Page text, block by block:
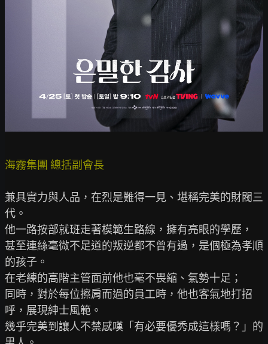
海霧集團 總括副會長
兼具實力與人品，在烈是難得一見、堪稱完美的財閥三
代。
他一路按部就班走著模範生路線，擁有亮眼的學歷，
甚至連絲毫微不足道的叛逆都不曾有過，是個極為孝順
的孩子。
在老練的高階主管面前他也毫不畏縮、氣勢十足；
同時，對於每位擦肩而過的員工時，他也客氣地打招
呼，展現紳士風範。
幾乎完美到讓人不禁感嘆「有必要優秀成這樣嗎？」的